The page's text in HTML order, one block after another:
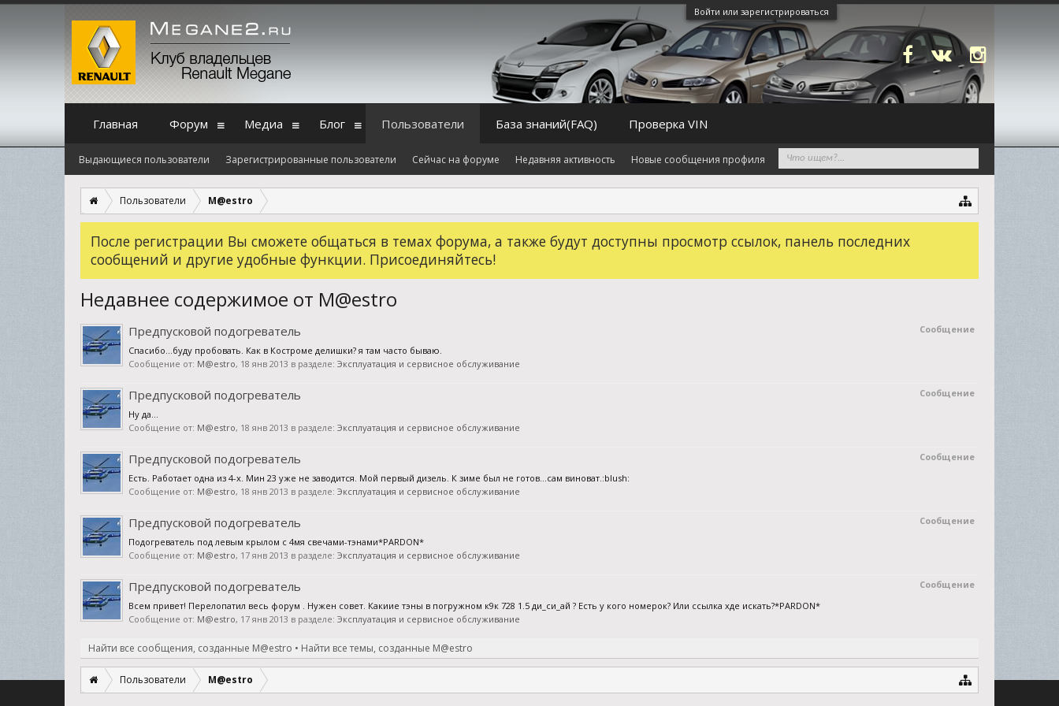
Войти или зарегистрироваться
Пользователи M@estro
После регистрации Вы сможете общаться в темах форума, а также будут доступны просмотр ссылок, панель последних
сообщений и другие удобные функции. Присоединяйтесь!
Недавнее содержимое от M@estro
Сообщение
Предпусковой подогреватель
Спасибо...буду пробовать. Как в Костроме делишки? я там часто бываю.
Сообщение от: M@estro, 18 янв 2013 в разделе: Эксплуатация и сервисное обслуживание
Сообщение
Предпусковой подогреватель
Ну да...
Сообщение от: M@estro, 18 янв 2013 в разделе: Эксплуатация и сервисное обслуживание
Сообщение
Предпусковой подогреватель
Есть. Работает одна из 4-х. Мин 23 уже не заводится. Мой первый дизель. К зиме был не готов...сам виноват.:blush:
Сообщение от: M@estro, 18 янв 2013 в разделе: Эксплуатация и сервисное обслуживание
Сообщение
Предпусковой подогреватель
Подогреватель под левым крылом с 4мя свечами-тэнами*PARDON*
Сообщение от: M@estro, 17 янв 2013 в разделе: Эксплуатация и сервисное обслуживание
Сообщение
Предпусковой подогреватель
Всем привет! Перелопатил весь форум . Нужен совет. Какиие тэны в погружном к9к 728 1.5 ди_си_ай ? Есть у кого номерок? Или ссылка хде искать?*PARDON*
Сообщение от: M@estro, 17 янв 2013 в разделе: Эксплуатация и сервисное обслуживание
Найти все сообщения, созданные M@estro Найти все темы, созданные M@estro
Пользователи M@estro
Главная Форум Медиа Блог Пользователи
Выдающиеся пользователи Зарегистрированные пользователи Сейчас на форуме Недавняя активность Новые сообщения профиля
База знаний(FAQ) Проверка VIN